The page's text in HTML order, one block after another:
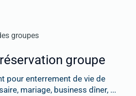
groupe
pour enterrement de vie de
mariage, business dîner, ...